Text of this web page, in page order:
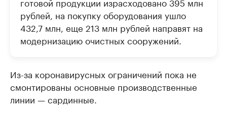
рублей, на покупку оборудования ушло
432,7 млн, еще 213 млн рублей направят на
модернизацию очистных сооружений.
Из-за коронавирусных ограничений пока не
смонтированы основные производственные
линии — сардинные.